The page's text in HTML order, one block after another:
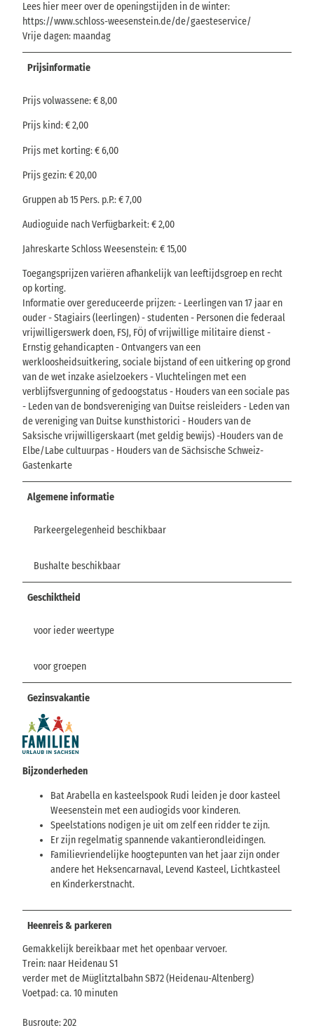
Lees hier meer over de openingstijden in de winter:
https://www.schloss-weesenstein.de/de/gaesteservice/
Vrije dagen: maandag
Prijsinformatie
Prijs volwassene: € 8,00
Prijs kind: € 2,00
Prijs met korting: € 6,00
Prijs gezin: € 20,00
Gruppen ab 15 Pers. p.P.: € 7,00
Audioguide nach Verfügbarkeit: € 2,00
Jahreskarte Schloss Weesenstein: € 15,00
Toegangsprijzen variëren afhankelijk van leeftijdsgroep en recht
op korting.
Informatie over gereduceerde prijzen: - Leerlingen van 17 jaar en
ouder - Stagiairs (leerlingen) - studenten - Personen die federaal
vrijwilligerswerk doen, FSJ, FÖJ of vrijwillige militaire dienst -
Ernstig gehandicapten - Ontvangers van een
werkloosheidsuitkering, sociale bijstand of een uitkering op grond
van de wet inzake asielzoekers - Vluchtelingen met een
verblijfsvergunning of gedoogstatus - Houders van een sociale pas
- Leden van de bondsvereniging van Duitse reisleiders - Leden van
de vereniging van Duitse kunsthistorici - Houders van de
Saksische vrijwilligerskaart (met geldig bewijs) -Houders van de
Elbe/Labe cultuurpas - Houders van de Sächsische Schweiz-
Gastenkarte
Algemene informatie
Parkeergelegenheid beschikbaar
Bushalte beschikbaar
Geschiktheid
voor ieder weertype
voor groepen
Gezinsvakantie
Bijzonderheden
Bat Arabella en kasteelspook Rudi leiden je door kasteel
Weesenstein met een audiogids voor kinderen.
Speelstations nodigen je uit om zelf een ridder te zijn.
Er zijn regelmatig spannende vakantierondleidingen.
Familievriendelijke hoogtepunten van het jaar zijn onder
andere het Heksencarnaval, Levend Kasteel, Lichtkasteel
en Kinderkerstnacht.
Heenreis & parkeren
Gemakkelijk bereikbaar met het openbaar vervoer.
Trein: naar Heidenau S1
verder met de Müglitztalbahn SB72 (Heidenau-Altenberg)
Voetpad: ca. 10 minuten
Busroute: 202